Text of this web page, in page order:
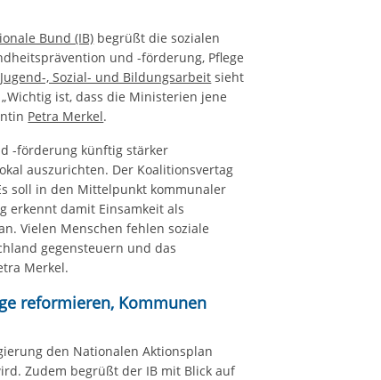
Bund (IB) begrüßt die sozialen
und -förderung, Pflege
Jugend-, Sozial- und Bildungsarbeit sieht
ist, dass die Ministerien jene
Petra Merkel.
-förderung künftig stärker
auszurichten. Der Koalitionsvertag
soll in den Mittelpunkt kommunaler
erkennt damit Einsamkeit als
Vielen Menschen fehlen soziale
gegensteuern und das
Merkel.
reformieren, Kommunen
den Nationalen Aktionsplan
Zudem begrüßt der IB mit Blick auf